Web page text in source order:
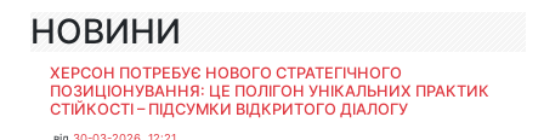
НОВИНИ
ХЕРСОН ПОТРЕБУЄ НОВОГО СТРАТЕГІЧНОГО
ПОЗИЦІОНУВАННЯ: ЦЕ ПОЛІГОН УНІКАЛЬНИХ ПРАКТИК
СТІЙКОСТІ – ПІДСУМКИ ВІДКРИТОГО ДІАЛОГУ